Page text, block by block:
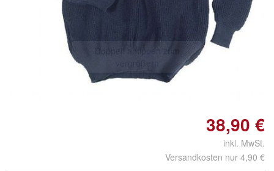
Doppelt antippen zum
vergrößern
38,90 €
inkl. MwSt.
Versandkosten nur 4,90 €